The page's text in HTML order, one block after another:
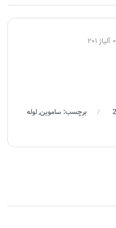
برچسب: ساموین,لوله